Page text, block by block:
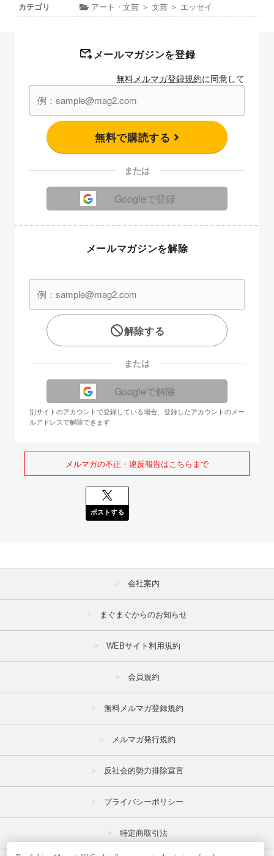
カテゴリ
アート・文芸 ＞ 文芸 ＞ エッセイ
メールマガジンを登録
無料メルマガ登録規約に同意して
無料で購読する
または
Googleで登録
メールマガジンを解除
解除する
または
Googleで解除
別サイトのアカウントで登録している場合、登録したアカウントのメー
ルアドレスで解除できます
メルマガの不正・違反報告はこちらまで
ポストする
会社案内
まぐまぐからのお知らせ
WEBサイト利用規約
会員規約
無料メルマガ登録規約
メルマガ発行規約
反社会的勢力排除宣言
プライバシーポリシー
特定商取引法